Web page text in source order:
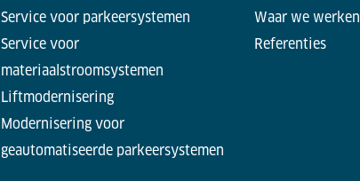
Service voor parkeersystemen
Service voor
materiaalstroomsystemen
Liftmodernisering
Modernisering voor
geautomatiseerde parkeersystemen
Waar we werken
Referenties